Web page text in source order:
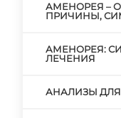
АМЕНОРЕЯ –
ПРИЧИНЫ,
АМЕНОРЕЯ:
ЛЕЧЕНИЯ
АНАЛИЗЫ